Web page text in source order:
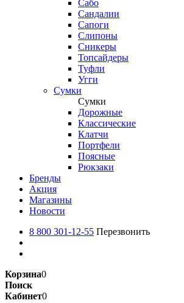
Сабо
Сандалии
Сапоги
Слипоны
Сникеры
Топсайдеры
Туфли
Угги
Сумки
Сумки
Дорожные
Классические
Клатчи
Портфели
Поясные
Рюкзаки
Бренды
Акция
Магазины
Новости
8 800 301-12-55 Перезвонить
Корзина0
Поиск
Кабинет0